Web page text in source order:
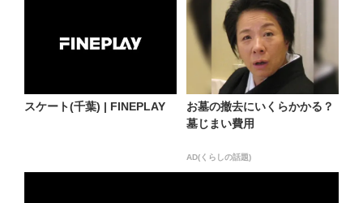
スケート(千葉) | FINEPLAY
お墓の撤去にいくらかかる？
墓じまい費用
AD(くらしの話題)